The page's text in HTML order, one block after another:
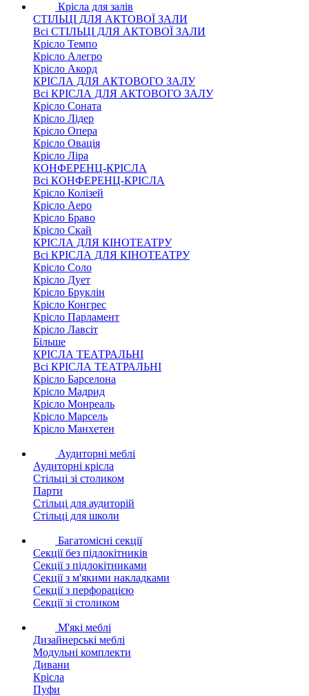
Крісла для залів
СТІЛЬЦІ ДЛЯ АКТОВОЇ ЗАЛИ
Всі СТІЛЬЦІ ДЛЯ АКТОВОЇ ЗАЛИ
Крісло Темпо
Крісло Алегро
Крісло Акорд
КРІСЛА ДЛЯ АКТОВОГО ЗАЛУ
Всі КРІСЛА ДЛЯ АКТОВОГО ЗАЛУ
Крісло Соната
Крісло Лідер
Крісло Опера
Крісло Овація
Крісло Ліра
КОНФЕРЕНЦ-КРІСЛА
Всі КОНФЕРЕНЦ-КРІСЛА
Крісло Колізей
Крісло Аеро
Крісло Браво
Крісло Скай
КРІСЛА ДЛЯ КІНОТЕАТРУ
Всі КРІСЛА ДЛЯ КІНОТЕАТРУ
Крісло Соло
Крісло Дует
Крісло Бруклін
Крісло Конгрес
Крісло Парламент
Крісло Лавсіт
Більше
КРІСЛА ТЕАТРАЛЬНІ
Всі КРІСЛА ТЕАТРАЛЬНІ
Крісло Барселона
Крісло Мадрид
Крісло Монреаль
Крісло Марсель
Крісло Манхетен
Аудиторні меблі
Аудиторні крісла
Стільці зі столиком
Парти
Стільці для аудиторій
Стільці для школи
Багатомісні секції
Секції без підлокітників
Секції з підлокітниками
Секції з м'якими накладками
Секції з перфорацією
Секції зі столиком
М'які меблі
Дизайнерські меблі
Модульні комплекти
Дивани
Крісла
Пуфи